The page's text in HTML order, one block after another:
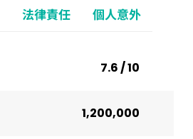
法律責任 個人意外
7.6 / 10
1,200,000